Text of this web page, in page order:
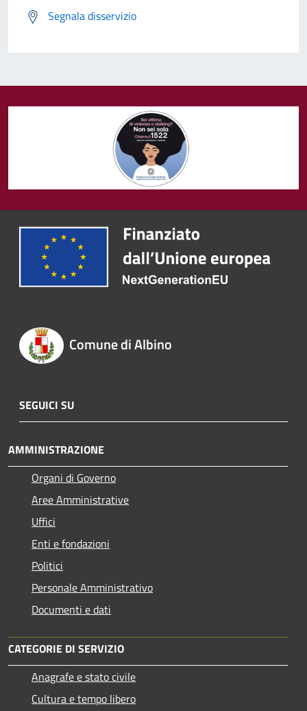
Segnala disservizio
Comune di Albino
SEGUICI SU
AMMINISTRAZIONE
Organi di Governo
Aree Amministrative
Uffici
Enti e fondazioni
Politici
Personale Amministrativo
Documenti e dati
CATEGORIE DI SERVIZIO
Anagrafe e stato civile
Cultura e tempo libero